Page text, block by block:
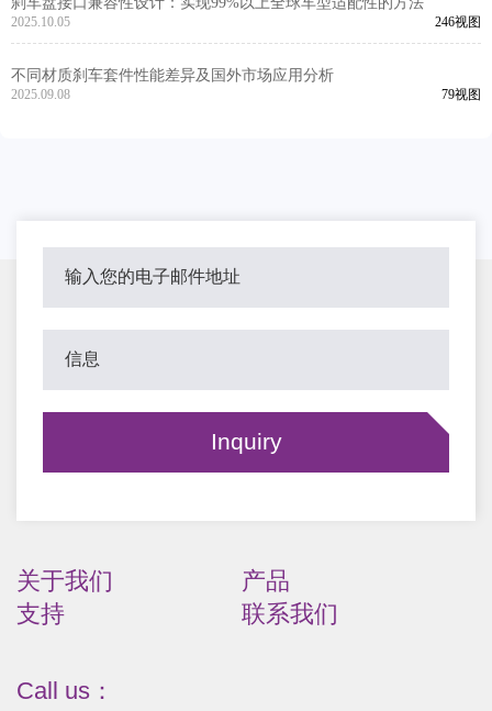
2025.10.05 246视图
不同材质刹车套件性能差异及国外市场应用分析
2025.09.08 79视图
关于我们
产品
支持
联系我们
Call us：